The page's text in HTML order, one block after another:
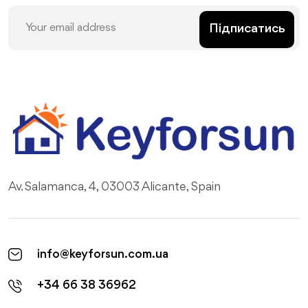
Підписатись
Av. Salamanca, 4, 03003 Alicante, Spain
info@keyforsun.com.ua
+34 66 38 36962